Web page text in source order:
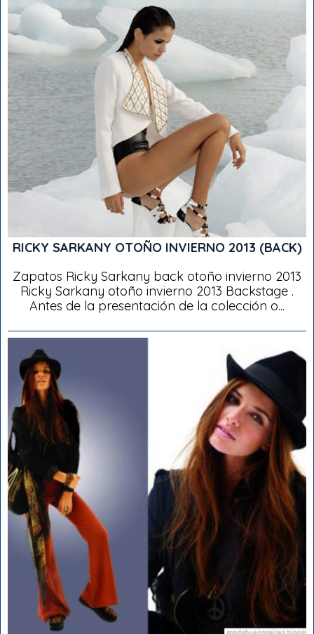
RICKY SARKANY OTOÑO INVIERNO 2013 (BACK)
Zapatos Ricky Sarkany back otoño invierno 2013
Ricky Sarkany otoño invierno 2013 Backstage .
Antes de la presentación de la colección o...